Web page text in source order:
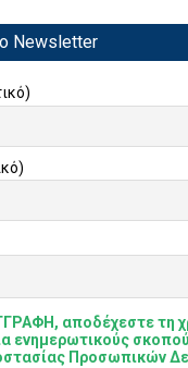
Newsletter
αποδέχεστε τη
ενημερωτικούς
Προσωπικών